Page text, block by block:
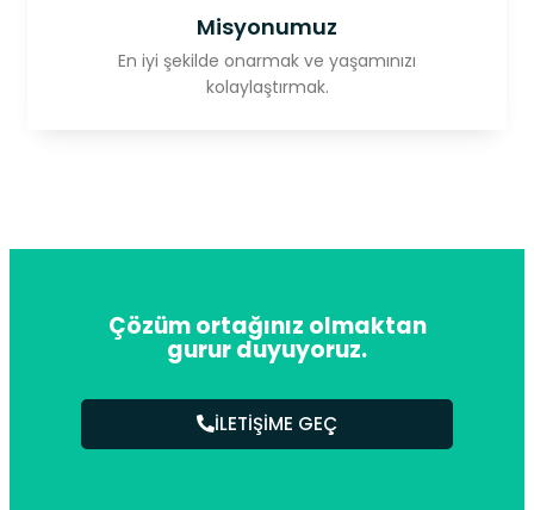
Misyonumuz
En iyi şekilde onarmak ve yaşamınızı
kolaylaştırmak.
Çözüm ortağınız olmaktan
gurur duyuyoruz.
İLETİŞİME GEÇ